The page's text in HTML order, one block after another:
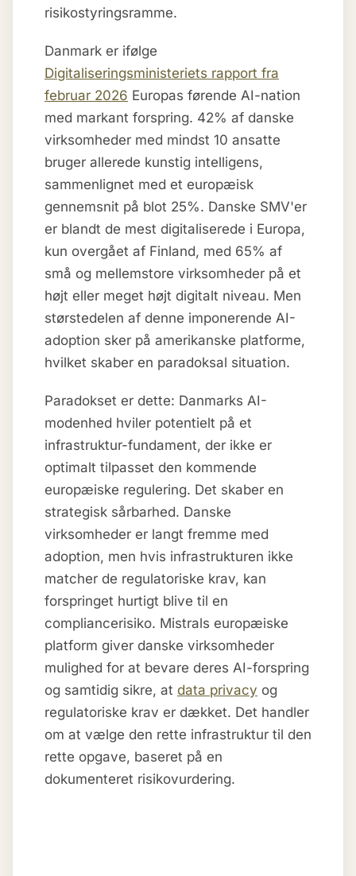
risikostyringsramme.
Danmark er ifølge
Digitaliseringsministeriets rapport fra
februar 2026 Europas førende AI-nation
med markant forspring. 42% af danske
virksomheder med mindst 10 ansatte
bruger allerede kunstig intelligens,
sammenlignet med et europæisk
gennemsnit på blot 25%. Danske SMV'er
er blandt de mest digitaliserede i Europa,
kun overgået af Finland, med 65% af
små og mellemstore virksomheder på et
højt eller meget højt digitalt niveau. Men
størstedelen af denne imponerende AI-
adoption sker på amerikanske platforme,
hvilket skaber en paradoksal situation.
Paradokset er dette: Danmarks AI-
modenhed hviler potentielt på et
infrastruktur-fundament, der ikke er
optimalt tilpasset den kommende
europæiske regulering. Det skaber en
strategisk sårbarhed. Danske
virksomheder er langt fremme med
adoption, men hvis infrastrukturen ikke
matcher de regulatoriske krav, kan
forspringet hurtigt blive til en
compliancerisiko. Mistrals europæiske
platform giver danske virksomheder
mulighed for at bevare deres AI-forspring
og samtidig sikre, at data privacy og
regulatoriske krav er dækket. Det handler
om at vælge den rette infrastruktur til den
rette opgave, baseret på en
dokumenteret risikovurdering.